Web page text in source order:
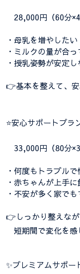
28,000円（60分×4
・母乳を増やしたい
・ミルクの量が合
・授乳姿勢が安定し
👉基本を整えて、
⭐安心サポートプラ
33,000円（80分×3
・何度もトラブル
・赤ちゃんが上手
・不安が多く家で
👉しっかり整えな
短期間で変化を感
✨プレミアムサポー